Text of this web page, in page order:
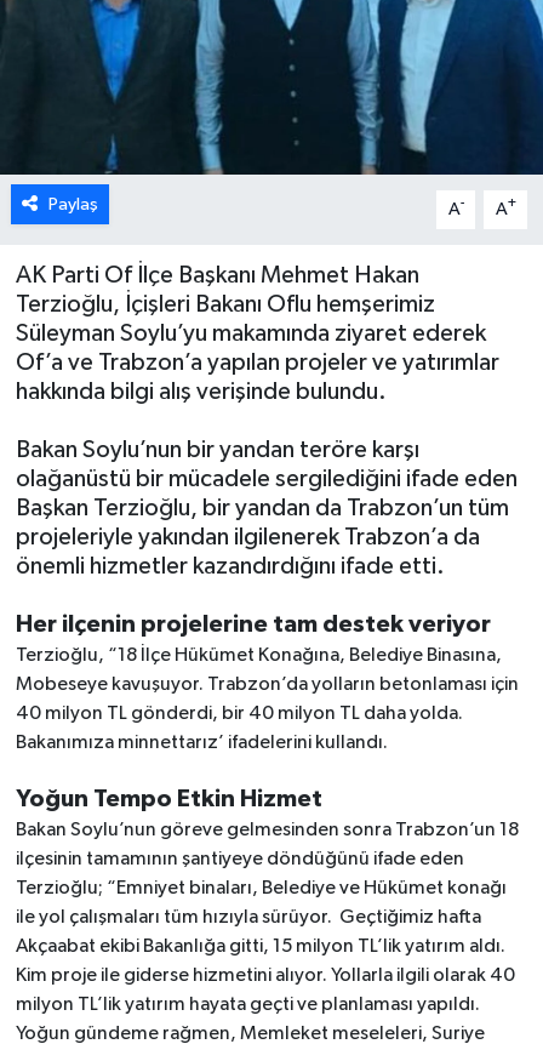
Paylaş A- A+
AK Parti Of İlçe Başkanı Mehmet Hakan
Terzioğlu, İçişleri Bakanı Oflu hemşerimiz
Süleyman Soylu’yu makamında ziyaret ederek
Of’a ve Trabzon’a yapılan projeler ve yatırımlar
hakkında bilgi alış verişinde bulundu.
Bakan Soylu’nun bir yandan teröre karşı
olağanüstü bir mücadele sergilediğini ifade eden
Başkan Terzioğlu, bir yandan da Trabzon’un tüm
projeleriyle yakından ilgilenerek Trabzon’a da
önemli hizmetler kazandırdığını ifade etti.
Her ilçenin projelerine tam destek veriyor
Terzioğlu, “18 İlçe Hükümet Konağına, Belediye Binasına,
Mobeseye kavuşuyor. Trabzon’da yolların betonlaması için
40 milyon TL gönderdi, bir 40 milyon TL daha yolda.
Bakanımıza minnettarız’ ifadelerini kullandı.
Yoğun Tempo Etkin Hizmet
Bakan Soylu’nun göreve gelmesinden sonra Trabzon’un 18
ilçesinin tamamının şantiyeye döndüğünü ifade eden
Terzioğlu; “Emniyet binaları, Belediye ve Hükümet konağı
ile yol çalışmaları tüm hızıyla sürüyor. Geçtiğimiz hafta
Akçaabat ekibi Bakanlığa gitti, 15 milyon TL’lik yatırım aldı.
Kim proje ile giderse hizmetini alıyor. Yollarla ilgili olarak 40
milyon TL’lik yatırım hayata geçti ve planlaması yapıldı.
Yoğun gündeme rağmen, Memleket meseleleri, Suriye